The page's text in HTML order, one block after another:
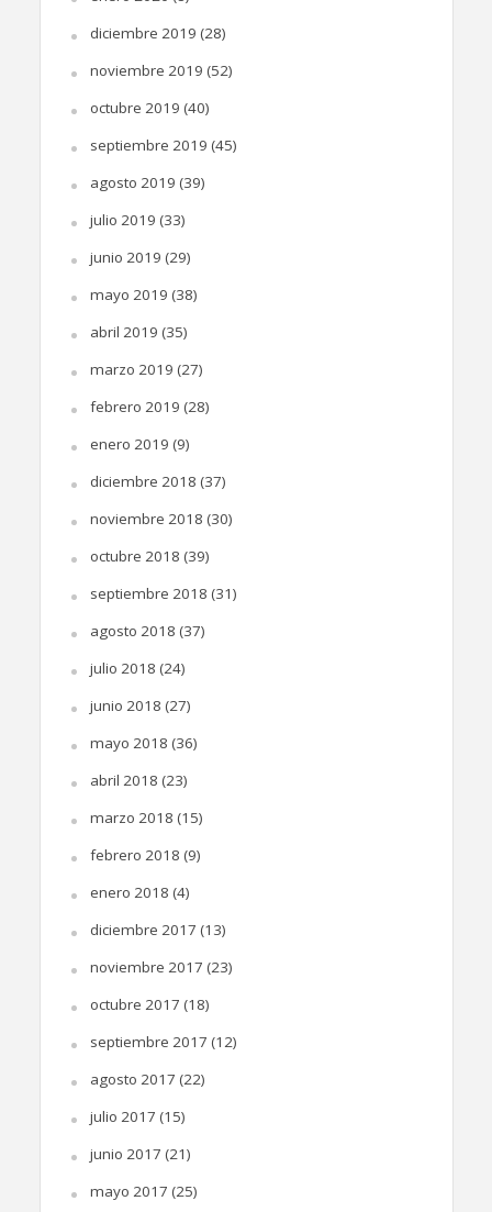
diciembre 2019 (28)
noviembre 2019 (52)
octubre 2019 (40)
septiembre 2019 (45)
agosto 2019 (39)
julio 2019 (33)
junio 2019 (29)
mayo 2019 (38)
abril 2019 (35)
marzo 2019 (27)
febrero 2019 (28)
enero 2019 (9)
diciembre 2018 (37)
noviembre 2018 (30)
octubre 2018 (39)
septiembre 2018 (31)
agosto 2018 (37)
julio 2018 (24)
junio 2018 (27)
mayo 2018 (36)
abril 2018 (23)
marzo 2018 (15)
febrero 2018 (9)
enero 2018 (4)
diciembre 2017 (13)
noviembre 2017 (23)
octubre 2017 (18)
septiembre 2017 (12)
agosto 2017 (22)
julio 2017 (15)
junio 2017 (21)
mayo 2017 (25)